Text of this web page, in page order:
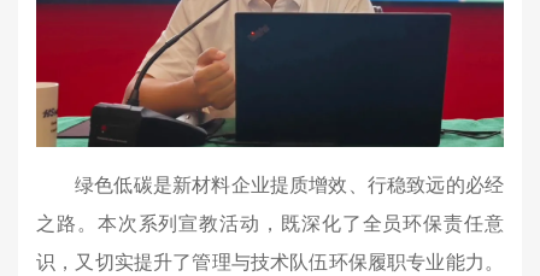
绿色低碳是新材料企业提质增效、行稳致远的必经
之路。本次系列宣教活动，既深化了全员环保责任意
识，又切实提升了管理与技术队伍环保履职专业能力。